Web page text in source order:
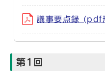
議事要点録
第1回